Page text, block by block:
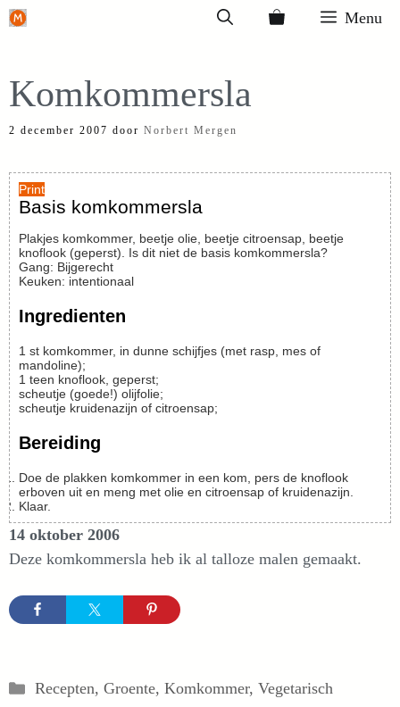
Ga
inhoud
Menu
Komkommersla
2 december 2007 door Norbert Mergen
Print
Basis komkommersla
Plakjes komkommer, beetje olie, beetje citroensap, beetje
knoflook (geperst). Is dit niet de basis komkommersla?
Gang: Bijgerecht
Keuken: intentionaal
Ingredienten
1 st komkommer, in dunne schijfjes (met rasp, mes of
mandoline);
1 teen knoflook, geperst;
scheutje (goede!) olijfolie;
scheutje kruidenazijn of citroensap;
Bereiding
Doe de plakken komkommer in een kom, pers de knoflook
erboven uit en meng met olie en citroensap of kruidenazijn.
Klaar.
14 oktober 2006
Deze komkommersla heb ik al talloze malen gemaakt.
Categorieën
Recepten, Groente, Komkommer, Vegetarisch